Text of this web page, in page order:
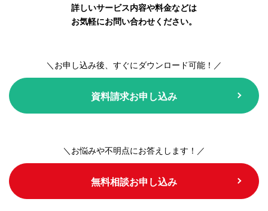
詳しいサービス内容や料金などは
お気軽にお問い合わせください。
＼お申し込み後、すぐにダウンロード可能！／
資料請求お申し込み
＼お悩みや不明点にお答えします！／
無料相談お申し込み